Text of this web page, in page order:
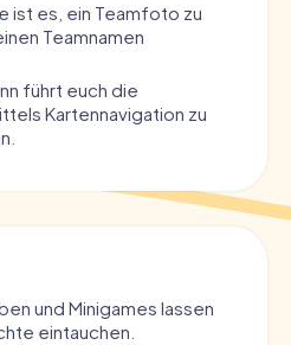
ist es, ein Teamfoto zu
Teamnamen
führt euch die
Kartennavigation zu
und Minigames lassen
eintauchen.